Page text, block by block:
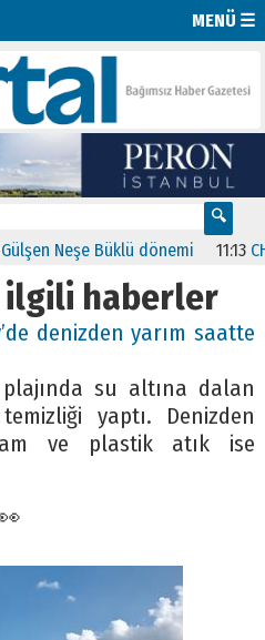
MENÜ ☰
Neşe Büklü dönemi 11:13
haberler
denizden yarım saatte
plajında su altına dalan
yaptı. Denizden
ve plastik atık ise